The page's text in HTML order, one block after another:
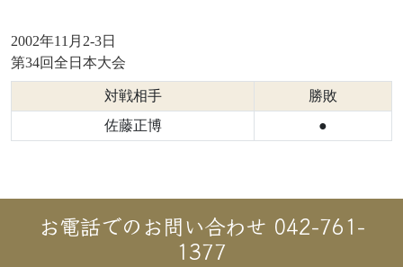
2002年11月2-3日
第34回全日本大会
対戦相手
勝敗
佐藤正博
●
お電話でのお問い合わせ 042-761-
1377